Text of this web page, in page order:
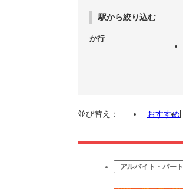
駅から絞り込む
か行
並び替え： おすすめ
アルバイト・パート